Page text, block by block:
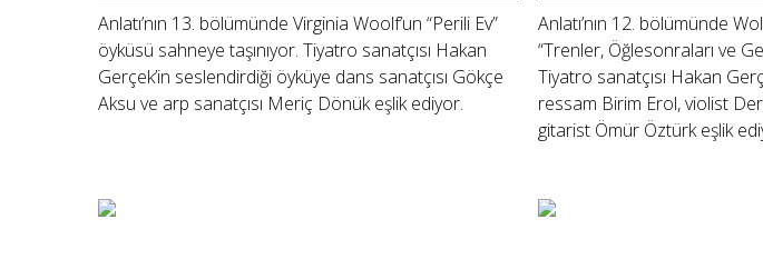
Anlatı’nın 13. bölümünde Virginia Woolf’un “Perili Ev”
öyküsü sahneye taşınıyor. Tiyatro sanatçısı Hakan
Gerçek’in seslendirdiği öyküye dans sanatçısı Gökçe
Aksu ve arp sanatçısı Meriç Dönük eşlik ediyor.
Anlatı’nın 12. bölümünde
“Trenler, Öğlesonraları ve
Tiyatro sanatçısı Hakan
ressam Birim Erol, violist
gitarist Ömür Öztürk eşlik